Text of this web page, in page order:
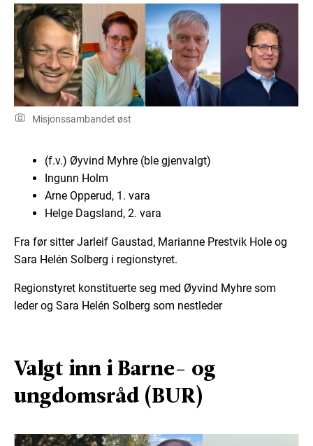
Misjonssambandet øst
(f.v.) Øyvind Myhre (ble gjenvalgt)
Ingunn Holm
Arne Opperud, 1. vara
Helge Dagsland, 2. vara
Fra før sitter Jarleif Gaustad, Marianne Prestvik Hole og
Sara Helén Solberg i regionstyret.
Regionstyret konstituerte seg med Øyvind Myhre som
leder og Sara Helén Solberg som nestleder
Valgt inn i Barne- og
ungdomsråd (BUR)